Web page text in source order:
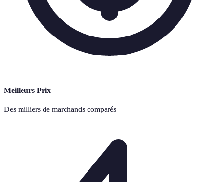
Meilleurs Prix
Des milliers de marchands comparés